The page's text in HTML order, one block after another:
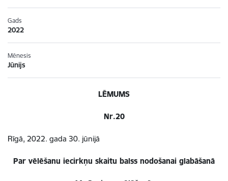
Gads
2022
Mēnesis
Jūnijs
LĒMUMS
Nr.20
Rīgā, 2022. gada 30. jūnijā
Par vēlēšanu iecirkņu skaitu balss nodošanai glabāšanā